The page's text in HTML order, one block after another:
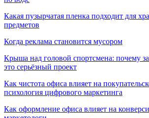
Какая пузырчатая пленка подходит для
предметов
Когда реклама становится мусором
Крыша над головой спортсмена: почему
это серьёзный проект
Как чистота офиса влияет на
психология цифрового маркетинга
Как оформление офиса влияет на